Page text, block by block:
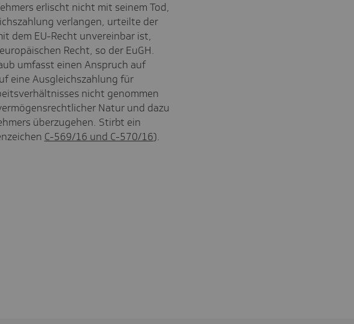
erlischt nicht mit seinem Tod,
verlangen, urteilte der
dem EU-Recht unvereinbar ist,
Recht, so der EuGH.
umfasst einen Anspruch auf
eine Ausgleichszahlung für
nicht genommen
Natur und dazu
überzugehen. Stirbt ein
C-569/16 und C-570/16).